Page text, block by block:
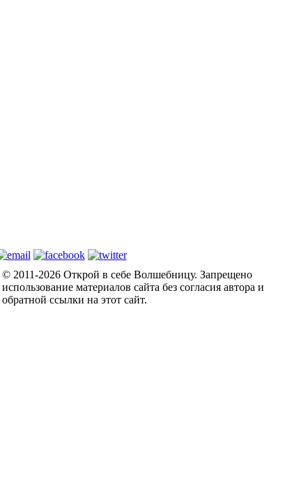
© 2011-2026 Открой в себе Волшебницу. Запрещено
использование материалов сайта без согласия автора и
обратной ссылки на этот сайт.